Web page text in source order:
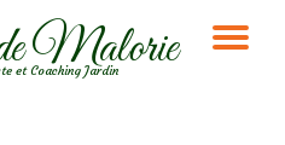
Malorie
et Coaching Jardin